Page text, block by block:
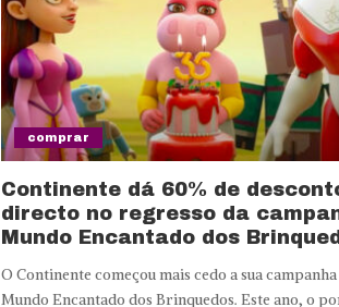
comprar
Continente dá 60% de
directo no regresso da
Mundo Encantado dos
O Continente começou mais cedo a sua
Mundo Encantado dos Brinquedos. Este ano, o